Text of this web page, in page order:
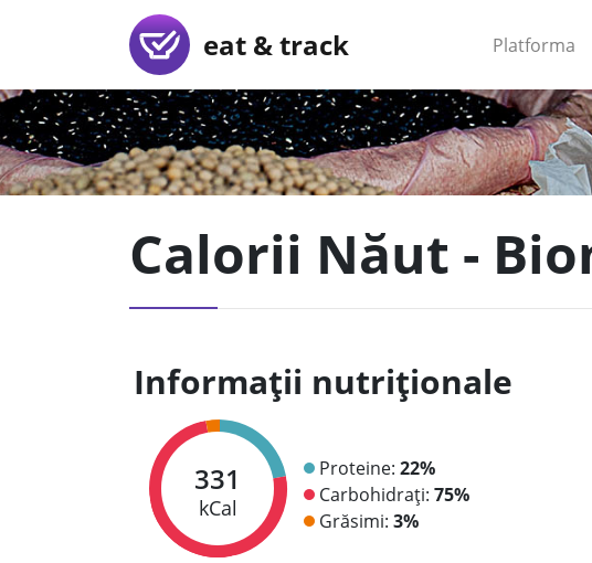
eat & track Platforma
Calorii Năut -
Informații nutriționale
331
kCal
Proteine: 22%
Carbohidrați: 75%
Grăsimi: 3%